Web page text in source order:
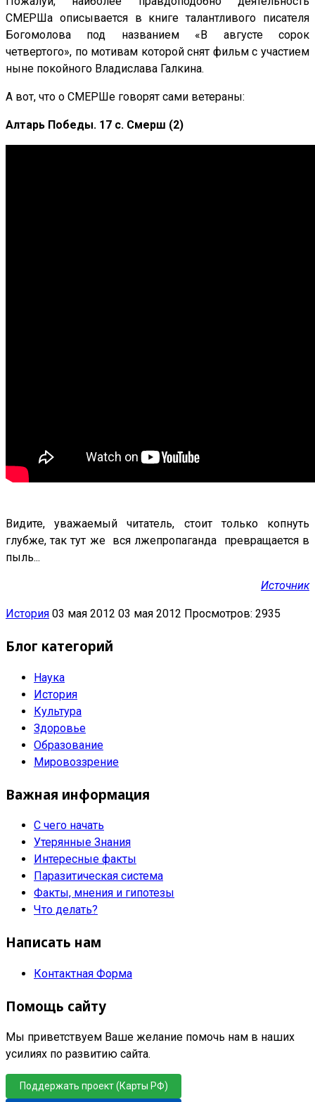
СМЕРШа описывается в книге талантливого писателя
Богомолова под названием «В августе сорок
четвертого», по мотивам которой снят фильм с участием
ныне покойного Владислава Галкина.
А вот, что о СМЕРШе говорят сами ветераны:
Алтарь Победы. 17 с. Смерш (2)
Видите, уважаемый читатель, стоит только копнуть
глубже, так тут же вся лжепропаганда превращается в
пыль...
Источник
История 03 мая 2012 03 мая 2012 Просмотров: 2935
Блог категорий
Наука
История
Культура
Здоровье
Образование
Мировоззрение
Важная информация
С чего начать
Утерянные Знания
Интересные факты
Паразитическая система
Факты, мнения и гипотезы
Что делать?
Написать нам
Контактная Форма
Помощь сайту
Мы приветствуем Ваше желание помочь нам в наших
усилиях по развитию сайта.
Поддержать проект (Карты РФ)